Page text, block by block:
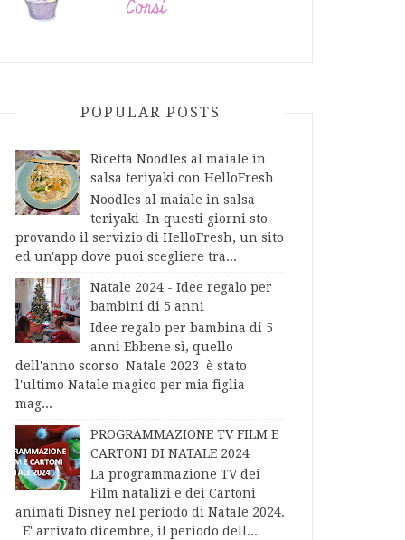
POPULAR POSTS
Ricetta Noodles al maiale in
salsa teriyaki con HelloFresh
Noodles al maiale in salsa
teriyaki In questi giorni sto
provando il servizio di HelloFresh, un sito
ed un'app dove puoi scegliere tra...
Natale 2024 - Idee regalo per
bambini di 5 anni
Idee regalo per bambina di 5
anni Ebbene sì, quello
dell'anno scorso Natale 2023 è stato
l'ultimo Natale magico per mia figlia
mag...
PROGRAMMAZIONE TV FILM E
CARTONI DI NATALE 2024
La programmazione TV dei
Film natalizi e dei Cartoni
animati Disney nel periodo di Natale 2024.
E' arrivato dicembre, il periodo dell...